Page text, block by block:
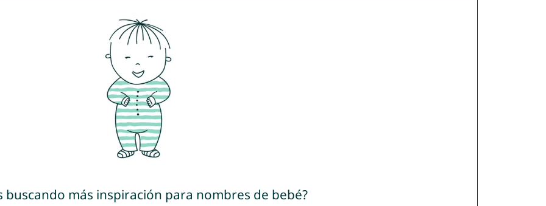
buscando más inspiración para nombres de bebé?